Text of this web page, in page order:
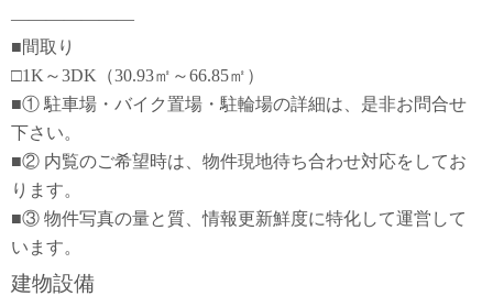
―――――――
■間取り
□1K～3DK（30.93㎡～66.85㎡）
■① 駐車場・バイク置場・駐輪場の詳細は、是非お問合せ
下さい。
■② 内覧のご希望時は、物件現地待ち合わせ対応をしてお
ります。
■③ 物件写真の量と質、情報更新鮮度に特化して運営して
います。
建物設備